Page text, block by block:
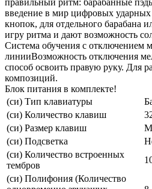
введение в мир цифровых
кнопок, для отдельного барабана
игру ритма и дают возможность
Система обучения с отключением
линииВозможность отключения
способ освоить правую руку. Для
композиций.
Блок питания в комплекте!
(си) Тип клавиатуры
(си) Количество клавиш
(си) Размер клавиш
(си) Подсветка
(си) Количество встроенных
тембров
(си) Полифония (Количество